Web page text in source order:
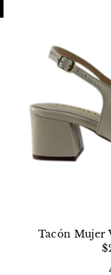
Tacón Mujer